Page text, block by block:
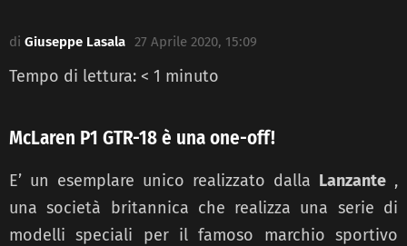
di Giuseppe Lasala 27 Aprile 2020, 15:09
Tempo di lettura: < 1 minuto
McLaren P1 GTR-18 è una one-off!
E’ un esemplare unico realizzato dalla Lanzante ,
una società britannica che realizza una serie di
modelli speciali per il famoso marchio sportivo